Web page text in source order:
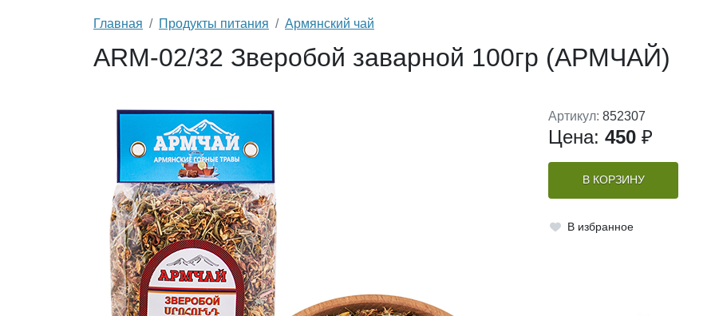
Главная Продукты питания Армянский чай
ARM-02/32 Зверобой заварной 100гр (АРМЧАЙ)
Артикул: 852307
Цена: 450 ₽
В КОРЗИНУ
В избранное